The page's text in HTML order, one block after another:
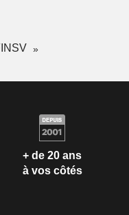
+ de 20 ans
à vos côtés